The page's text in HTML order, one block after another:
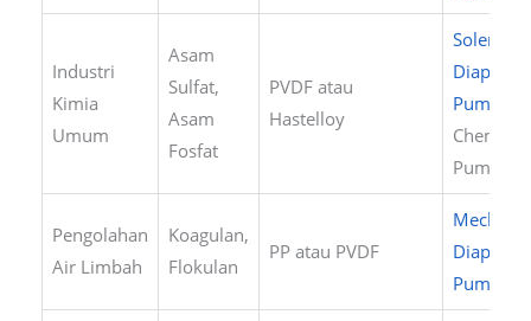
Industri
Kimia
Umum
Asam
Sulfat,
Asam
Fosfat
PVDF atau
Hastelloy
Solenoid
Pump
Chem-
Pumps
Pengolahan
Air Limbah
Koagulan,
Flokulan
PP atau PVDF
Pumps